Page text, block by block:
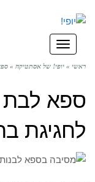
תפריט
ראשי » יופי! של אסתטיקה »
ספא לבת
לחגיגת